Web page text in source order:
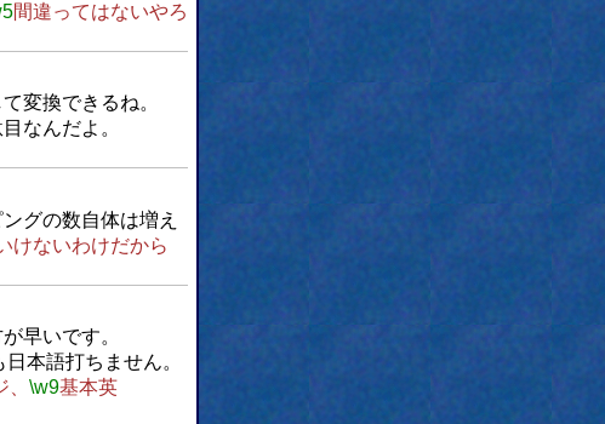
間違ってはないやろ
変換できるね。
なんだよ。
グの数自体は増え
けないわけだから
早いです。
日本語打ちません。
\w9基本英